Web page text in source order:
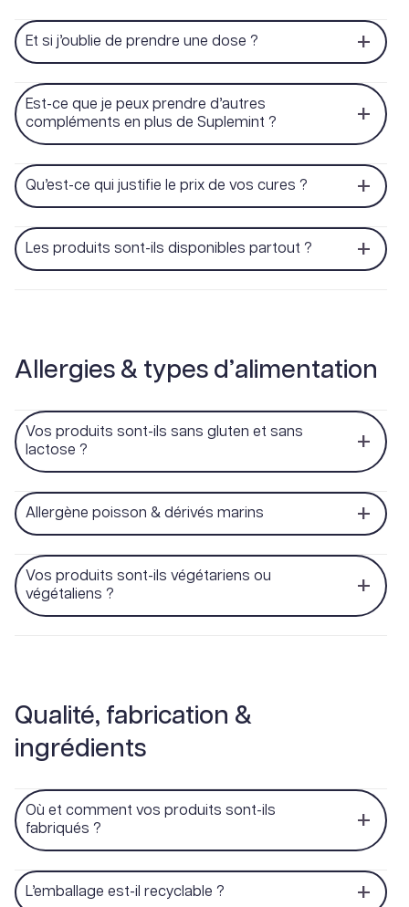
Et si j’oublie de prendre une dose ?
Est-ce que je peux prendre d’autres
compléments en plus de Suplemint ?
Qu’est-ce qui justifie le prix de vos cures ?
Les produits sont-ils disponibles partout ?
Allergies & types d’alimentation
Vos produits sont-ils sans gluten et sans
lactose ?
Allergène poisson & dérivés marins
Vos produits sont-ils végétariens ou
végétaliens ?
Qualité, fabrication &
ingrédients
Où et comment vos produits sont-ils
fabriqués ?
L’emballage est-il recyclable ?